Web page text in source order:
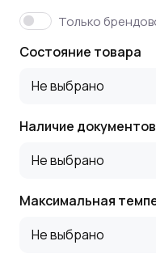
Только
Состояние товара
Не выбрано
Наличие документов
Не выбрано
Максимальная
Не выбрано